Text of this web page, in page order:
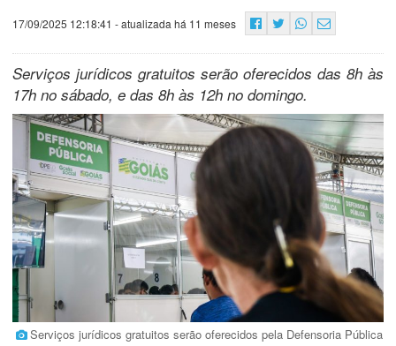
17/09/2025 12:18:41 - atualizada há 11 meses
Serviços jurídicos gratuitos serão oferecidos das 8h às
17h no sábado, e das 8h às 12h no domingo.
Serviços jurídicos gratuitos serão oferecidos pela Defensoria Pública